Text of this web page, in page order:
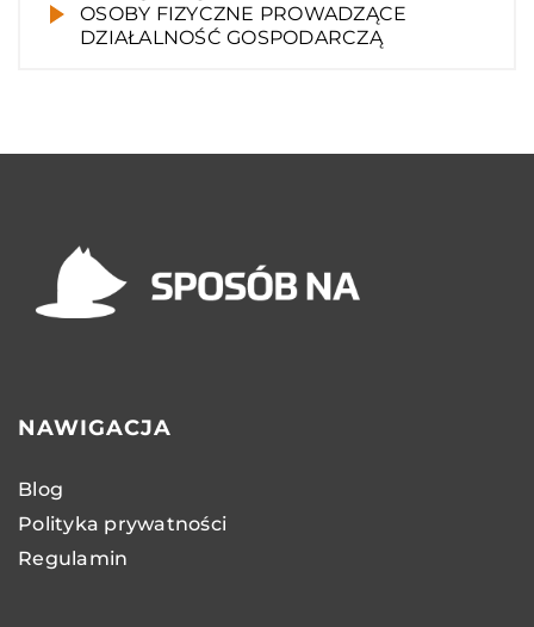
OSOBY FIZYCZNE PROWADZĄCE
DZIAŁALNOŚĆ GOSPODARCZĄ
NAWIGACJA
Blog
Polityka prywatności
Regulamin